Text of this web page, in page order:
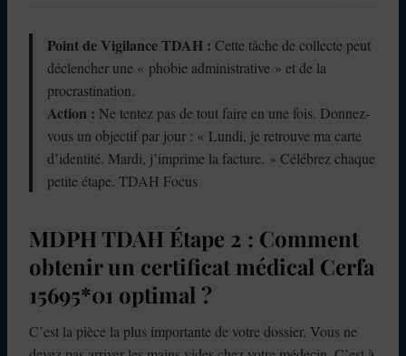
Point de Vigilance TDAH : Cette tâche de collecte peut
déclencher une « phobie administrative » et de la
procrastination.
Action : Ne tentez pas de tout faire en une fois. Donnez-
vous un objectif par jour : « Lundi, je retrouve ma carte
d’identité. Mardi, j’imprime la facture. » Célébrez chaque
petite étape. TDAH Focus
MDPH TDAH Étape 2 : Comment
obtenir un certificat médical Cerfa
15695*01 optimal ?
C’est la pièce la plus importante de votre dossier. Vous ne